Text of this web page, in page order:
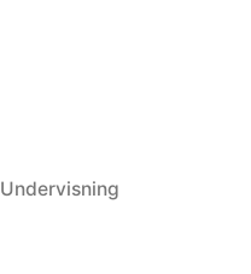
Undervisning